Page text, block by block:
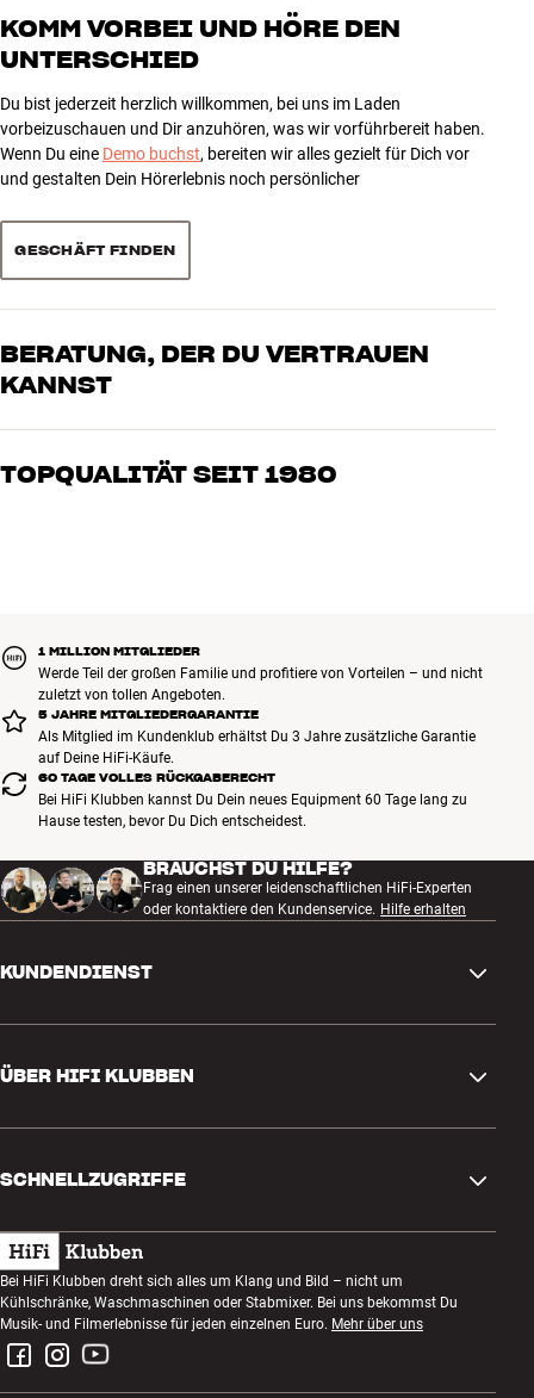
Tube Box S RIAA/Pickup
Tube Box S: Audiophil & genial universell!
Dieser neue Röhren-Phono-Vorverstärker vereint konkurrenzlose
Klangqualität und einzigartige Flexibilität in Einem. Nie zuvor gab es
der Tube Box S ist beeindruckend und stellt ein perfektes.
Upgrade für anspruchsvolle Hifi-Systeme dar. Mit der Vielzahl an
sowie die sorgfältige Auswahl aller Baugruppen nach audiophilen
Gesichtspunkten, lässt Ihre Vinylschätze realistisch „wie live dabei“
Die Tube Box S bietet natürliche Dynamik und Transparenz, analoge
Wärme mit hoher Detailtreue sowie ein Höchstmaß an Klangreinheit
KOMM VORBEI UND HÖRE DEN
UNTERSCHIED
Du bist jederzeit herzlich willkommen, bei uns im Laden
vorbeizuschauen und Dir anzuhören, was wir vorführbereit haben.
Wenn Du eine Demo buchst, bereiten wir alles gezielt für Dich vor
und gestalten Dein Hörerlebnis noch persönlicher
GESCHÄFT FINDEN
BERATUNG, DER DU VERTRAUEN
KANNST
Unsere Mitarbeiter sind echte Enthusiasten, die unsere Produkte
oder Heimkino. Erzähle uns, wovon Du träumst, und wir finden
TOPQUALITÄT SEIT 1980
1 MILLION MITGLIEDER
Werde Teil der großen Familie und profitiere von Vorteilen – und nicht
zuletzt von tollen Angeboten.
5 JAHRE MITGLIEDERGARANTIE
Als Mitglied im Kundenklub erhältst Du 3 Jahre zusätzliche Garantie
auf Deine HiFi-Käufe.
60 TAGE VOLLES RÜCKGABERECHT
Bei HiFi Klubben kannst Du Dein neues Equipment 60 Tage lang zu
Hause testen, bevor Du Dich entscheidest.
BRAUCHST DU HILFE?
Frag einen unserer leidenschaftlichen HiFi-Experten
oder kontaktiere den Kundenservice. Hilfe erhalten
KUNDENDIENST
Rückgabe und Reklamation
Bestellung widerrufen
AGB
Datenschutzerklärung
Impressum
ÜBER HIFI KLUBBEN
Kundenklub
Abend zum Zuhören
Wettbewerbe
Jobs bei HiFi Klubben
SCHNELLZUGRIFFE
Geschenkkarte
Bauen mit Klang
Montage und Installation
Bei HiFi Klubben dreht sich alles um Klang und Bild – nicht um
Kühlschränke, Waschmaschinen oder Stabmixer. Bei uns bekommst Du
Musik- und Filmerlebnisse für jeden einzelnen Euro. Mehr über uns